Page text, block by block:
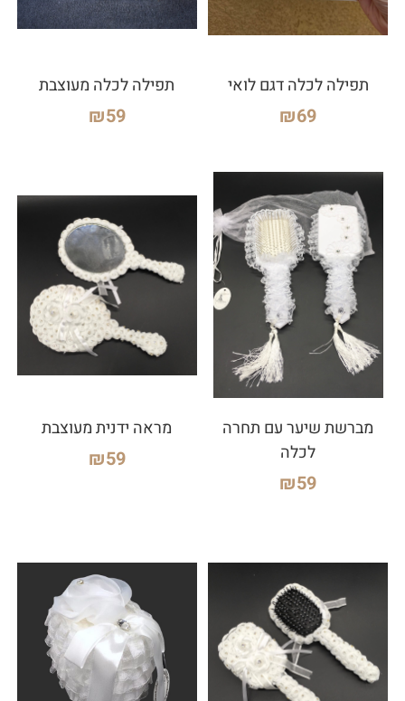
תפילה לכלה דגם לואי
₪69
תפילה לכלה מעוצבת
₪59
מברשת שיער עם תחרה
לכלה
₪59
מראה ידנית מעוצבת
₪59